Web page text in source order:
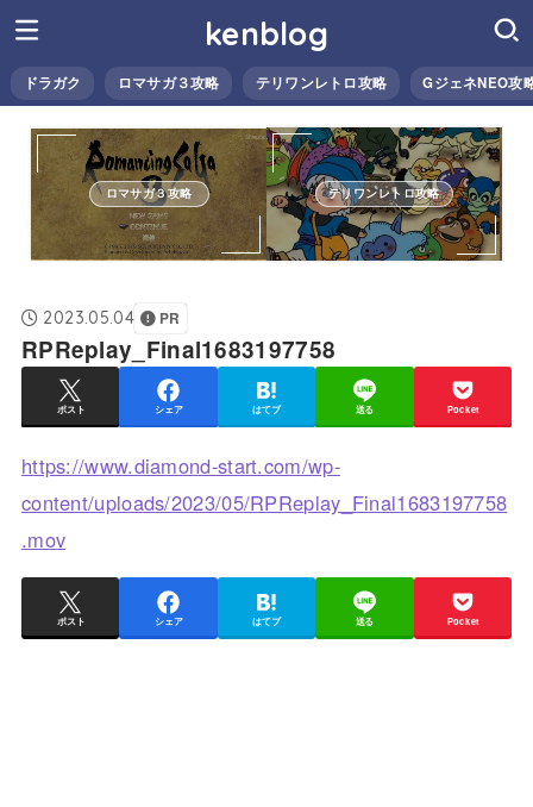
kenblog
ドラガク ロマサガ３攻略 テリワンレトロ攻略 GジェネNEO攻
ロマサガ３攻略 テリワンレトロ攻略
2023.05.04 PR
RPReplay_Final1683197758
ポスト シェア はてブ 送る Pocket
https://www.diamond-start.com/wp-
content/uploads/2023/05/RPReplay_Final1683197758
.mov
ポスト シェア はてブ 送る Pocket